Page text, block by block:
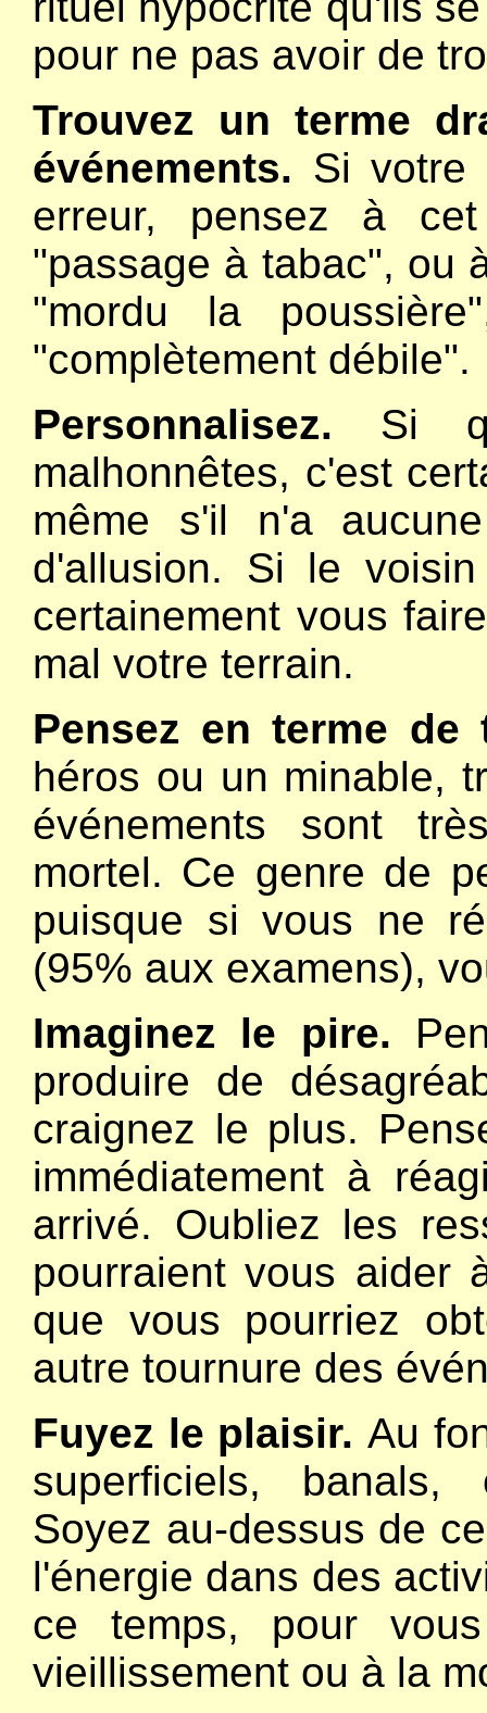
pour ne pas avoir de
Trouvez un terme
événements. Si votre
erreur, pensez à
"passage à tabac", ou
"mordu la
"complètement débile".
Personnalisez. Si
malhonnêtes, c'est
même s'il n'a
d'allusion. Si le
certainement vous
mal votre terrain.
Pensez en terme
héros ou un minable,
événements sont
mortel. Ce genre de
puisque si vous ne
(95% aux examens),
Imaginez le pire.
produire de
craignez le plus.
immédiatement à
arrivé. Oubliez les
pourraient vous aider
que vous pourriez
autre tournure des
Fuyez le plaisir.Au
superficiels, banals,
Soyez au-dessus de
l'énergie dans des
ce temps, pour
vieillissement ou à la